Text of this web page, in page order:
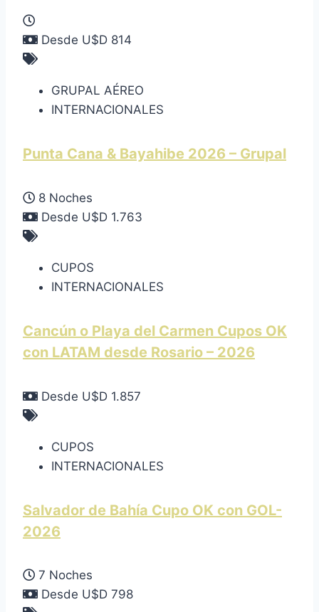
Desde U$D 814
GRUPAL AÉREO
INTERNACIONALES
Punta Cana & Bayahibe 2026 – Grupal
8 Noches
Desde U$D 1.763
CUPOS
INTERNACIONALES
Cancún o Playa del Carmen Cupos OK
con LATAM desde Rosario – 2026
Desde U$D 1.857
CUPOS
INTERNACIONALES
Salvador de Bahía Cupo OK con GOL-
2026
7 Noches
Desde U$D 798